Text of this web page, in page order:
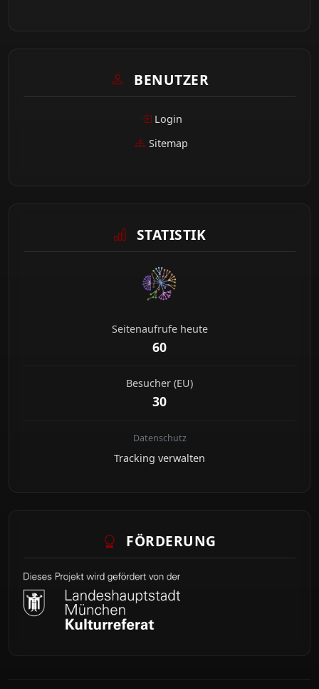
BENUTZER
Login
Sitemap
STATISTIK
Seitenaufrufe heute
60
Besucher (EU)
30
Datenschutz
Tracking verwalten
FÖRDERUNG